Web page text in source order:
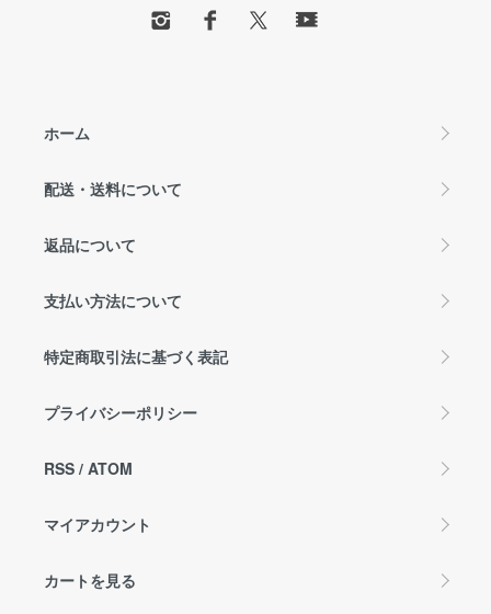
ホーム
配送・送料について
返品について
支払い方法について
特定商取引法に基づく表記
プライバシーポリシー
RSS / ATOM
マイアカウント
カートを見る